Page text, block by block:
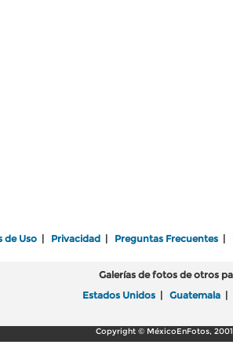
de Uso Privacidad Preguntas Frecuentes
Galerías de fotos de otros
Estados Unidos
Guatemala
Copyright © MéxicoEnFotos,